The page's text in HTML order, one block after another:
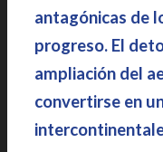
antagónicas de
progreso. El
ampliación del
convertirse en